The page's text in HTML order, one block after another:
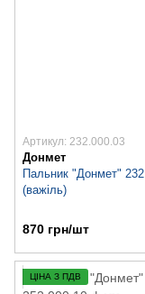
Артикул: 232.000.03
Донмет
Пальник "Донмет" 232
(важіль)
870 грн/шт
ЦІНА З ПДВ